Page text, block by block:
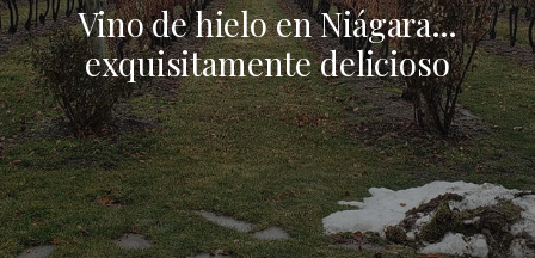
Vino de hielo en Niágara…
exquisitamente delicioso